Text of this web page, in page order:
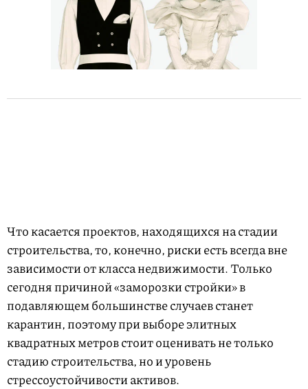
Что касается проектов, находящихся на стадии
строительства, то, конечно, риски есть всегда вне
зависимости от класса недвижимости. Только
сегодня причиной «заморозки стройки» в
подавляющем большинстве случаев станет
карантин, поэтому при выборе элитных
квадратных метров стоит оценивать не только
стадию строительства, но и уровень
стрессоустойчивости активов.